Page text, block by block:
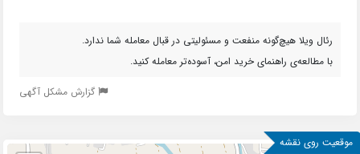
رئال ویلا هیچ‌گونه منفعت و مسئولیتی در قبال معامله شما ندارد.
با مطالعه‌ی راهنمای خرید امن، آسوده‌تر معامله کنید.
گزارش مشکل آگهی
موقعیت روی نقشه